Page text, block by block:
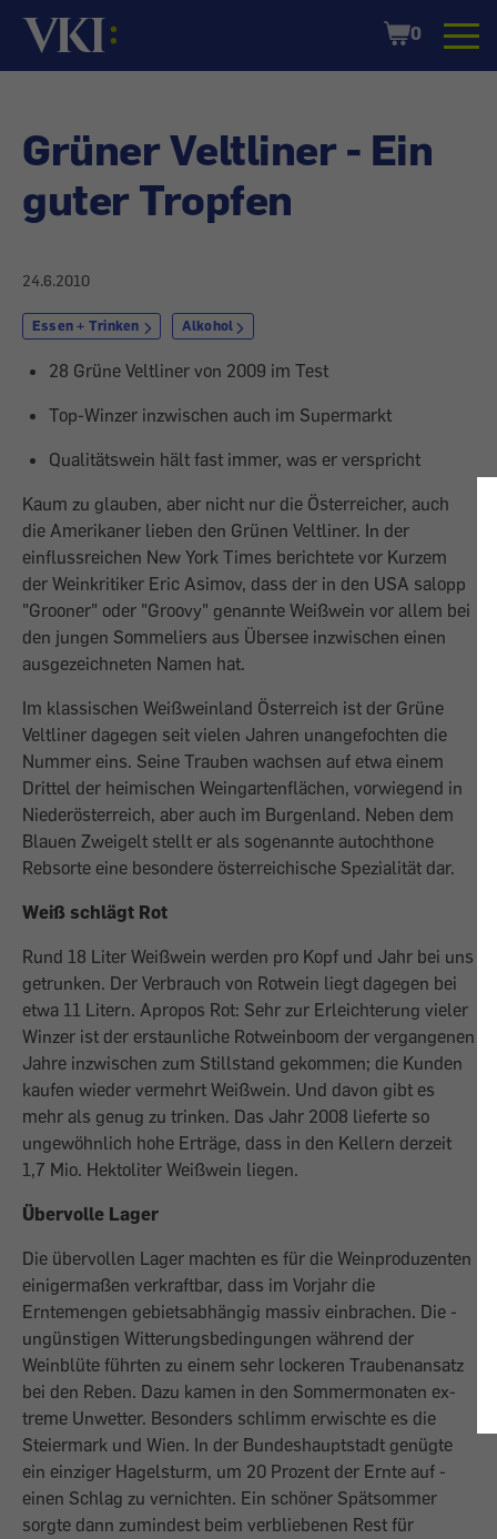
Startseite
Shopping
Cart
0
Grüner Veltliner - Ein
guter Tropfen
24.6.2010
Essen + Trinken Alkohol
28 Grüne Veltliner von 2009 im Test
Top-Winzer inzwischen auch im Supermarkt
Qualitätswein hält fast immer, was er verspricht
Kaum zu glauben, aber nicht nur die Österreicher, auch
die Amerikaner lieben den Grünen Veltliner. In der
einflussreichen New York Times berichtete vor Kurzem
der Weinkritiker Eric Asimov, dass der in den USA salopp
"Grooner" oder "Groovy" genannte Weißwein vor allem bei
den jungen Sommeliers aus Übersee inzwischen einen
ausgezeichneten Namen hat.
Im klassischen Weißweinland Österreich ist der Grüne
Veltliner dagegen seit vielen Jahren unangefochten die
Nummer eins. Seine Trauben wachsen auf etwa einem
Drittel der heimischen Weingartenflächen, vorwiegend in
Niederösterreich, aber auch im Burgenland. Neben dem
Blauen Zweigelt stellt er als sogenannte autochthone
Rebsorte eine besondere österreichische Spezialität dar.
Weiß schlägt Rot
Rund 18 Liter Weißwein werden pro Kopf und Jahr bei uns
getrunken. Der Verbrauch von Rotwein liegt dagegen bei
etwa 11 Litern. Apropos Rot: Sehr zur Erleich­terung vieler
Winzer ist der erstaunliche Rotweinboom der vergangenen
Jahre inzwischen zum Stillstand gekommen; die Kunden
kaufen wieder vermehrt Weißwein. Und davon gibt es
mehr als genug zu trinken. Das Jahr 2008 lieferte so
ungewöhnlich hohe Erträge, dass in den Kellern derzeit
1,7 Mio. Hektoliter Weißwein liegen.
Übervolle Lager
Die übervollen Lager machten es für die Weinproduzenten
einigermaßen verkraftbar, dass im Vorjahr die
Erntemengen gebietsabhängig massiv einbrachen. Die ­
ungünstigen Witterungsbedingungen während der
Weinblüte führten zu einem sehr lockeren Traubenansatz
bei den Reben. ­Dazu kamen in den Sommermonaten ­ex­
treme Unwetter. Besonders schlimm erwischte es die
Steiermark und Wien. In der Bundeshauptstadt genügte
ein einziger ­Hagelsturm, um 20 Prozent der Ernte auf ­
einen Schlag zu vernichten. Ein schöner Spätsommer
sorgte dann zumindest beim verbliebenen Rest für